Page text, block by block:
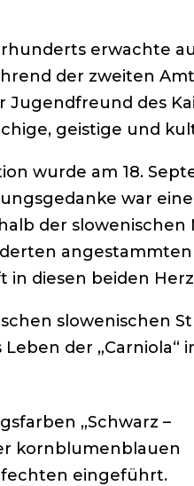
erwachte
der zweiten
Jugendfreund des
geistige und
wurde am 18.
war
der
in diesen beiden
slowenischen
der „Carniola“
„Schwarz –
kornblumenblauen
eingeführt.